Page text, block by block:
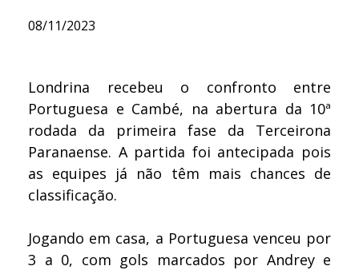
08/11/2023
Londrina recebeu o confronto entre
Portuguesa e Cambé, na abertura da 10ª
rodada da primeira fase da Terceirona
Paranaense. A partida foi antecipada pois
as equipes já não têm mais chances de
classificação.
Jogando em casa, a Portuguesa venceu por
3 a 0, com gols marcados por Andrey e